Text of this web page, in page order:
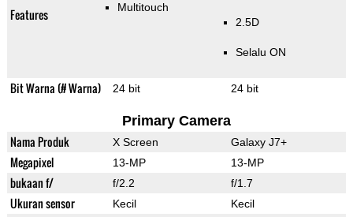
Features Multitouch
2.5D
Selalu ON
Bit Warna (# Warna) 24 bit 24 bit
Primary Camera
Nama Produk X Screen Galaxy J7+
Megapixel 13-MP 13-MP
bukaan f/ f/2.2 f/1.7
Ukuran sensor Kecil Kecil